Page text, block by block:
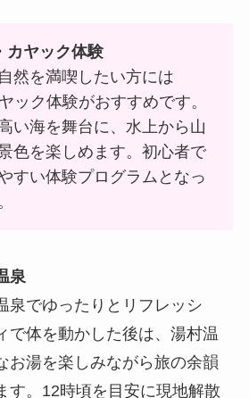
カヤック体験
然を満喫したい方には
ック体験がおすすめです。
い海を舞台に、水上から山
色を楽しめます。初心者で
すい体験プログラムとなっ
泉
泉でゆったりとリフレッシ
で体を動かした後は、湯村温
お湯を楽しみながら旅の余韻
す。12時頃を目安に現地解散